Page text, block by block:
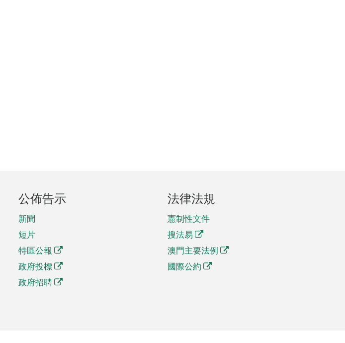
公佈告示
新聞
短片
特區公報
政府投標
政府招聘
法律法規
憲制性文件
搜法易
澳門主要法例
國際公約